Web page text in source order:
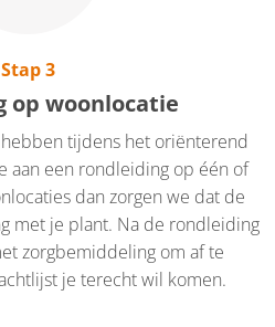
Stap 3
op woonlocatie
tijdens het oriënterend
aan een rondleiding op één of
dan zorgen we dat de
met je plant. Na de rondleiding
zorgbemiddeling om af te
je terecht wil komen.